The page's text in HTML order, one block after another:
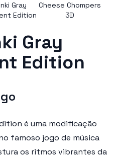
Gray
Edition
Cheese Chompers
3D
Gray
Edition
é uma modificação
famoso jogo de música
os ritmos vibrantes da